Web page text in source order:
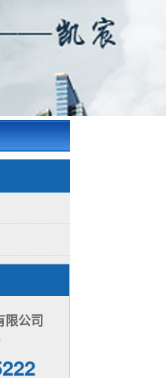
限公司